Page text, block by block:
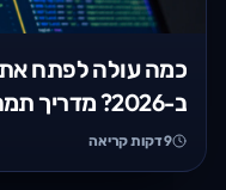
כמה עולה לפתח
ב-2026? מדריך תמחור ובחירת ספק
9דקות קריאה